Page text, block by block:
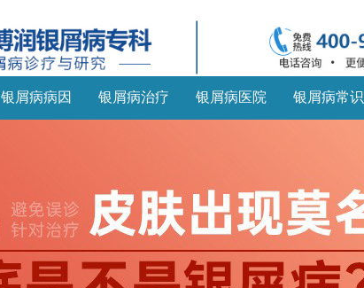
银屑病病因 银屑病治疗 银屑病医院 银屑病常识